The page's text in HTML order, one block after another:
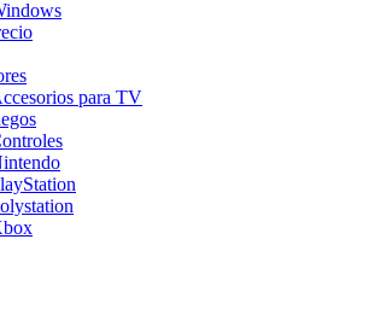
para TV